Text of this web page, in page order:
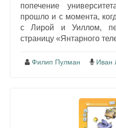
попечение
прошло и с момента,
с Лирой и Уиллом,
страницу «Янтарного
Филип Пулман Иван